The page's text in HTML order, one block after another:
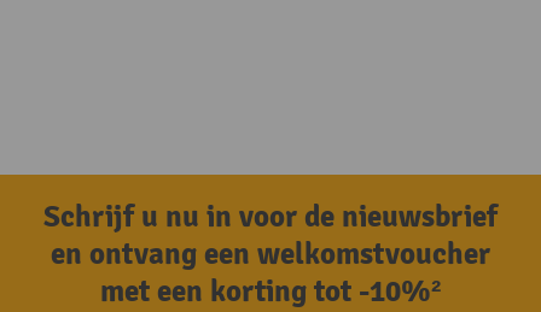
Schrijf u nu in voor de nieuwsbrief
en ontvang een welkomstvoucher
met een korting tot -10%²